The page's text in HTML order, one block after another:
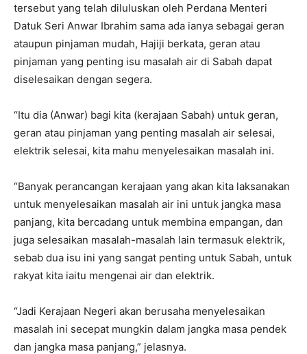
tersebut yang telah diluluskan oleh Perdana Menteri
Datuk Seri Anwar Ibrahim sama ada ianya sebagai geran
ataupun pinjaman mudah, Hajiji berkata, geran atau
pinjaman yang penting isu masalah air di Sabah dapat
diselesaikan dengan segera.
“Itu dia (Anwar) bagi kita (kerajaan Sabah) untuk geran,
geran atau pinjaman yang penting masalah air selesai,
elektrik selesai, kita mahu menyelesaikan masalah ini.
“Banyak perancangan kerajaan yang akan kita laksanakan
untuk menyelesaikan masalah air ini untuk jangka masa
panjang, kita bercadang untuk membina empangan, dan
juga selesaikan masalah-masalah lain termasuk elektrik,
sebab dua isu ini yang sangat penting untuk Sabah, untuk
rakyat kita iaitu mengenai air dan elektrik.
“Jadi Kerajaan Negeri akan berusaha menyelesaikan
masalah ini secepat mungkin dalam jangka masa pendek
dan jangka masa panjang,” jelasnya.